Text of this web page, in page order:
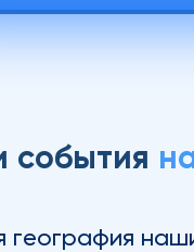
события
география